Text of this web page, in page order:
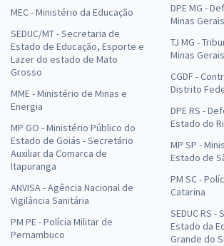
MEC - Ministério da Educação
SEDUC/MT - Secretaria de
Estado de Educação, Esporte e
Lazer do estado de Mato
Grosso
MME - Ministério de Minas e
Energia
MP GO - Ministério Público do
Estado de Goiás - Secretário
Auxiliar da Comarca de
Itapuranga
ANVISA - Agência Nacional de
Vigilância Sanitária
PM PE - Polícia Militar de
Pernambuco
DPE MG -
Minas Gerais
TJ MG -
Minas Gerais
CGDF -
Distrito
DPE RS -
Estado do
MP SP -
Estado de
PM SC -
Catarina
SEDUC RS
Estado da
Grande do